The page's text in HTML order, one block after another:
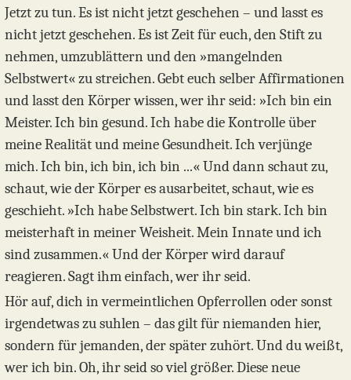
Jetzt zu tun. Es ist nicht jetzt geschehen – und lasst es
nicht jetzt geschehen. Es ist Zeit für euch, den Stift zu
nehmen, umzublättern und den »mangelnden
Selbstwert« zu streichen. Gebt euch selber Affirmationen
und lasst den Körper wissen, wer ihr seid: »Ich bin ein
Meister. Ich bin gesund. Ich habe die Kontrolle über
meine Realität und meine Gesundheit. Ich verjünge
mich. Ich bin, ich bin, ich bin ...« Und dann schaut zu,
schaut, wie der Körper es ausarbeitet, schaut, wie es
geschieht. »Ich habe Selbstwert. Ich bin stark. Ich bin
meisterhaft in meiner Weisheit. Mein Innate und ich
sind zusammen.« Und der Körper wird darauf
reagieren. Sagt ihm einfach, wer ihr seid.
Hör auf, dich in vermeintlichen Opferrollen oder sonst
irgendetwas zu suhlen – das gilt für niemanden hier,
sondern für jemanden, der später zuhört. Und du weißt,
wer ich bin. Oh, ihr seid so viel größer. Diese neue